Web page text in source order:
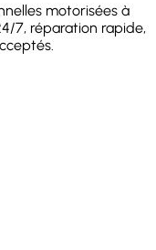
motorisées à
7, réparation rapide,